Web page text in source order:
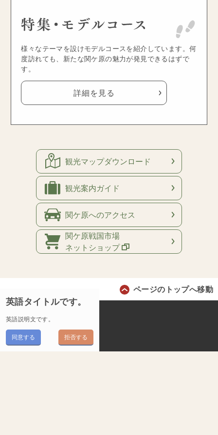
様々なテーマを設けモデルコースを紹介しています。何
度訪れても、新たな関ケ原の魅力が発見できるはずで
す。
詳細を見る
観光マップダウンロード
観光案内ガイド
関ケ原へのアクセス
関ケ原戦国市場
ネットショップ
ページのトップへ移動
関ケ原古戦場おもてなし連合
プライバシーポリシー
サイトポリシー
英語タイトルです。
英語説明文です。
同意する 拒否する